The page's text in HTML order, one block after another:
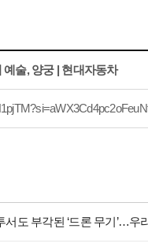
술, 양궁 | 현대자동차
도 부각된 ‘드론 무기’…우